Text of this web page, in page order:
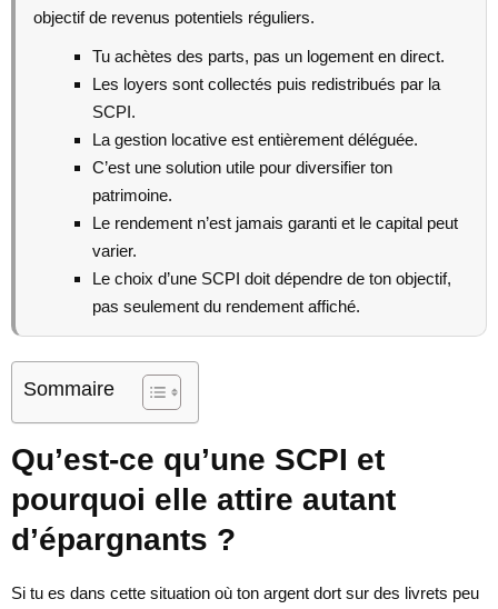
objectif de revenus potentiels réguliers.
Tu achètes des parts, pas un logement en direct.
Les loyers sont collectés puis redistribués par la
SCPI.
La gestion locative est entièrement déléguée.
C’est une solution utile pour diversifier ton
patrimoine.
Le rendement n’est jamais garanti et le capital peut
varier.
Le choix d’une SCPI doit dépendre de ton objectif,
pas seulement du rendement affiché.
Sommaire
Qu’est-ce qu’une SCPI et
pourquoi elle attire autant
d’épargnants ?
Si tu es dans cette situation où ton argent dort sur des livrets peu